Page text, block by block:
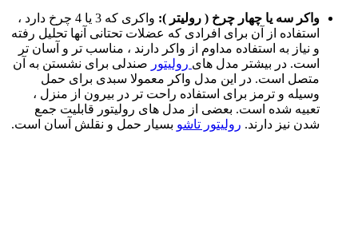
واکر سه یا چهار چرخ ( رولیتر ):
واکری که 3 یا 4 چرخ دارد ،
استفاده از آن برای افرادی که عضلات تحتانی آنها تحلیل رفته
و نیاز به استفاده مداوم از واکر دارند ، مناسب تر و آسان تر
است. در بیشتر مدل های رولیتور صندلی برای نشستن به آن
متصل است. در این مدل واکر معمولا سبدی برای حمل
وسیله و ترمز برای استفاده راحت تر در بیرون از منزل ،
تعبیه شده است. بعضی از مدل های رولیتور قابلیت جمع
شدن نیز دارند. رولیتور تاشو بسیار حمل و نقلش آسان است.